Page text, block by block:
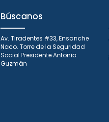
Búscanos
Av. Tiradentes #33, Ensanche
Naco. Torre de la Seguridad
Social Presidente Antonio
Guzmán